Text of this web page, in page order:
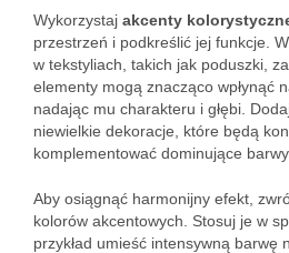
Wykorzystaj akcenty
przestrzeń i podkreślić jej funkcje.
w tekstyliach, takich jak poduszki,
elementy mogą znacząco wpłynąć
nadając mu charakteru i głębi.
niewielkie dekoracje, które będą
komplementować dominujące
Aby osiągnąć harmonijny efekt,
kolorów akcentowych. Stosuj je w
przykład umieść intensywną barwę